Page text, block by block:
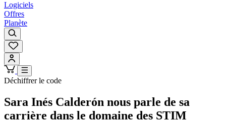
Logiciels
Offres
Planète
Déchiffrer le code
Sara Inés Calderón nous parle de sa
carrière dans le domaine des STIM